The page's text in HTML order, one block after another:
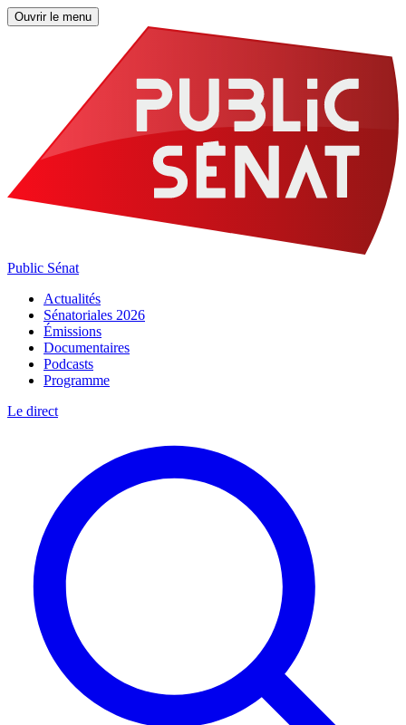
Ouvrir le menu
Public Sénat
Actualités
Sénatoriales 2026
Émissions
Documentaires
Podcasts
Programme
Le direct